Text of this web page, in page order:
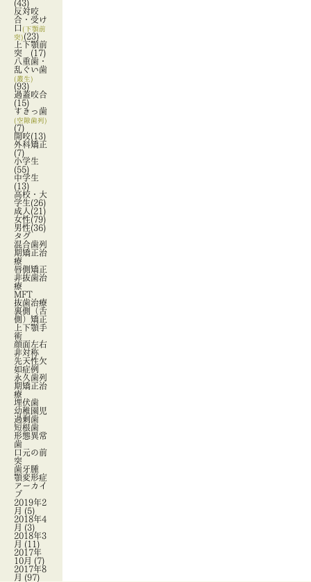
(43)
反対咬
合・受け
口 (下顎前
突)(23)
上下顎前
突 (17)
八重歯・
乱ぐい歯
(叢生)
(93)
過蓋咬合
(15)
すきっ歯
(空隙歯列)
(7)
開咬(13)
外科矯正
(7)
小学生
(55)
中学生
(13)
高校・大
学生(26)
成人 (21)
女性(79)
男性(36)
タグ
混合歯列
期矯正治
療
唇側矯正
非抜歯治
療
MFT
抜歯治療
裏側（舌
側）矯正
上下顎手
術
顔面左右
非対称
先天性欠
如症例
永久歯列
期矯正治
療
埋伏歯
幼稚園児
過剰歯
短根歯
形態異常
歯
口元の前
突
歯牙腫
顎変形症
アーカイ
ブ
2019年2
月 (5)
2018年4
月 (3)
2018年3
月 (11)
2017年
10月 (7)
2017年8
月 (97)